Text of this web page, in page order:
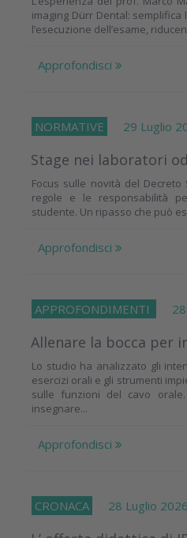
imaging Dürr Dental:
l’esecuzione dell’esame,
Approfondisci
NORMATIVE 29 Luglio
Stage nei laboratori
Focus sulle novità del Decreto
regole e le responsabilità
studente. Un ripasso che può
Approfondisci
APPROFONDIMENTI 28
Allenare la bocca per
Lo studio ha analizzato gli
esercizi orali e gli strumenti
sulle funzioni del cavo
insegnare...
Approfondisci
CRONACA 28 Luglio 2026